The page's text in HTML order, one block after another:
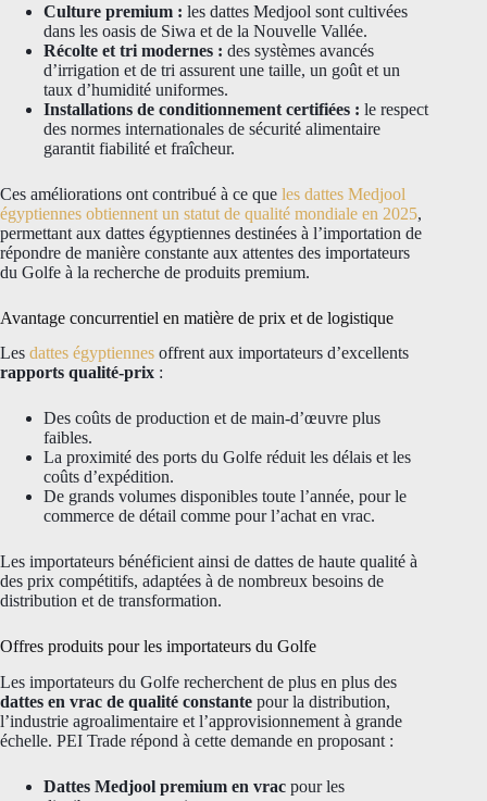
Culture premium : les dattes Medjool sont cultivées
dans les oasis de Siwa et de la Nouvelle Vallée.
Récolte et tri modernes : des systèmes avancés
d’irrigation et de tri assurent une taille, un goût et un
taux d’humidité uniformes.
Installations de conditionnement certifiées : le respect
des normes internationales de sécurité alimentaire
garantit fiabilité et fraîcheur.
Ces améliorations ont contribué à ce que les dattes Medjool
égyptiennes obtiennent un statut de qualité mondiale en 2025,
permettant aux dattes égyptiennes destinées à l’importation de
répondre de manière constante aux attentes des importateurs
du Golfe à la recherche de produits premium.
Avantage concurrentiel en matière de prix et de logistique
Les dattes égyptiennes offrent aux importateurs d’excellents
rapports qualité-prix :
Des coûts de production et de main-d’œuvre plus
faibles.
La proximité des ports du Golfe réduit les délais et les
coûts d’expédition.
De grands volumes disponibles toute l’année, pour le
commerce de détail comme pour l’achat en vrac.
Les importateurs bénéficient ainsi de dattes de haute qualité à
des prix compétitifs, adaptées à de nombreux besoins de
distribution et de transformation.
Offres produits pour les importateurs du Golfe
Les importateurs du Golfe recherchent de plus en plus des
dattes en vrac de qualité constante pour la distribution,
l’industrie agroalimentaire et l’approvisionnement à grande
échelle. PEI Trade répond à cette demande en proposant :
Dattes Medjool premium en vrac pour les